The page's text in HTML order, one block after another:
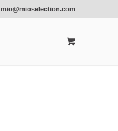
mio@mioselection.com